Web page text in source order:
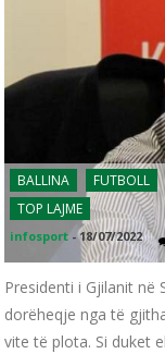
BALLINA FUTBOLL
TOP LAJME
infosport -18/07/2022
Presidenti i Gjilanit në
dorëheqje nga të
vite të plota. Si duket